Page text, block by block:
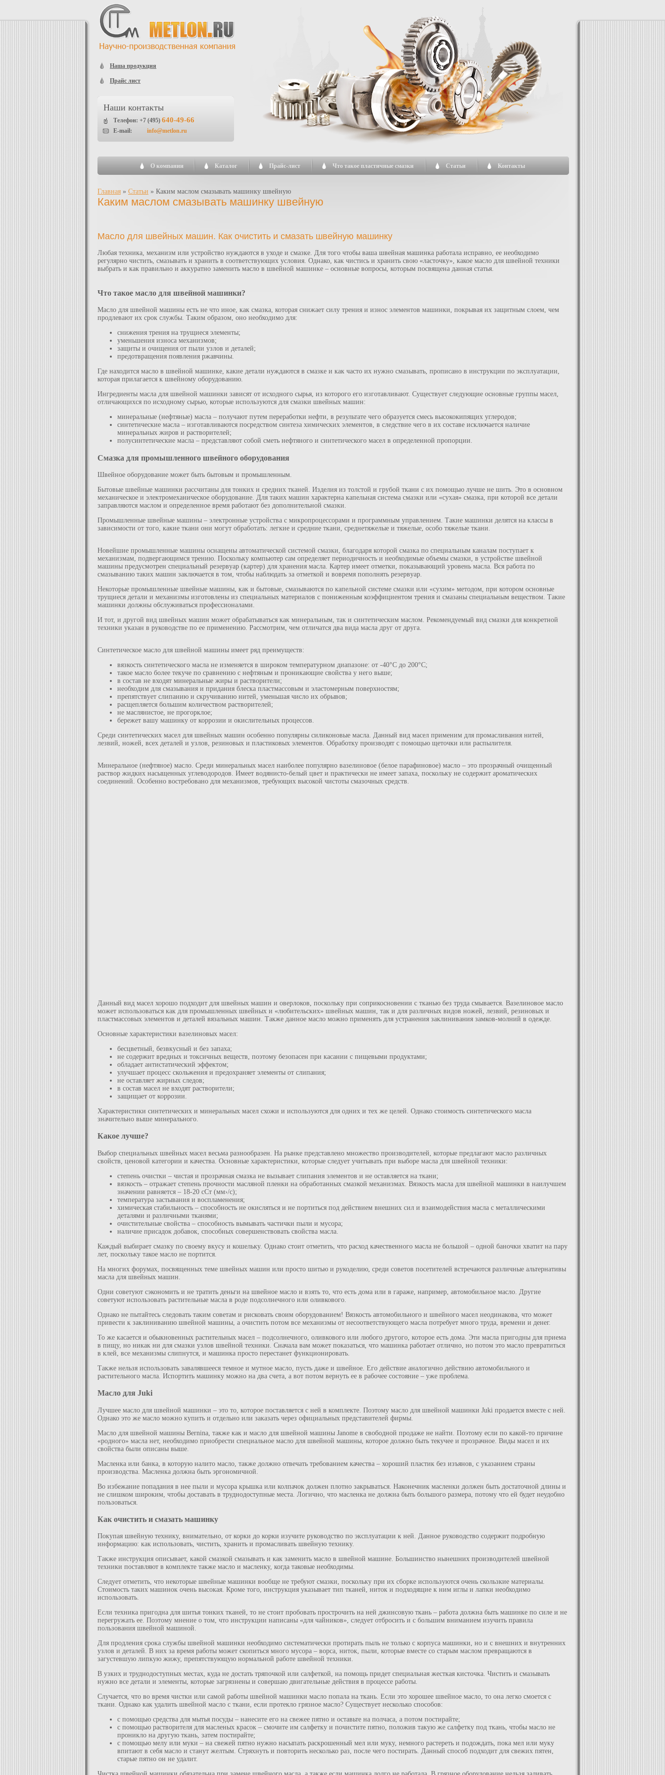
Наша продукция
Прайс лист
Наши контакты
Телефон: +7 (495) 640-49-66
E-mail: info@metlon.ru
О компании Каталог Прайс-лист Что такое пластичные смазки Статьи Контакты
Главная » Статьи » Каким маслом смазывать машинку швейную
Каким маслом смазывать машинку швейную
Масло для швейных машин. Как очистить и смазать швейную машинку
Любая техника, механизм или устройство нуждаются в уходе и смазке. Для того чтобы ваша швейная машинка работала исправно, ее необходимо
регулярно чистить, смазывать и хранить в соответствующих условия. Однако, как чистись и хранить свою «ласточку», какое масло для швейной техники
выбрать и как правильно и аккуратно заменить масло в швейной машинке – основные вопросы, которым посвящена данная статья.
Что такое масло для швейной машинки?
Масло для швейной машины есть не что иное, как смазка, которая снижает силу трения и износ элементов машинки, покрывая их защитным слоем, чем
продлевают их срок службы. Таким образом, оно необходимо для:
снижения трения на трущиеся элементы;
уменьшения износа механизмов;
защиты и очищения от пыли узлов и деталей;
предотвращения появления ржавчины.
Где находится масло в швейной машинке, какие детали нуждаются в смазке и как часто их нужно смазывать, прописано в инструкции по эксплуатации,
которая прилагается к швейному оборудованию.
Ингредиенты масла для швейной машинки зависят от исходного сырья, из которого его изготавливают. Существует следующие основные группы масел,
отличающихся по исходному сырью, которые используются для смазки швейных машин:
минеральные (нефтяные) масла – получают путем переработки нефти, в результате чего образуется смесь высококипящих углеродов;
синтетические масла – изготавливаются посредством синтеза химических элементов, в следствие чего в их составе исключается наличие
минеральных жиров и растворителей;
полусинтетические масла – представляют собой сметь нефтяного и синтетического масел в определенной пропорции.
Смазка для промышленного швейного оборудования
Швейное оборудование может быть бытовым и промышленным.
Бытовые швейные машинки рассчитаны для тонких и средних тканей. Изделия из толстой и грубой ткани с их помощью лучше не шить. Это в основном
механическое и электромеханическое оборудование. Для таких машин характерна капельная система смазки или «сухая» смазка, при которой все детали
заправляются маслом и определенное время работают без дополнительной смазки.
Промышленные швейные машины – электронные устройства с микропроцессорами и программным управлением. Такие машинки делятся на классы в
зависимости от того, какие ткани они могут обработать: легкие и средние ткани, среднетяжелые и тяжелые, особо тяжелые ткани.
Новейшие промышленные машины оснащены автоматической системой смазки, благодаря которой смазка по специальным каналам поступает к
механизмам, подвергающимся трению. Поскольку компьютер сам определяет периодичность и необходимые объемы смазки, в устройстве швейной
машины предусмотрен специальный резервуар (картер) для хранения масла. Картер имеет отметки, показывающий уровень масла. Вся работа по
смазыванию таких машин заключается в том, чтобы наблюдать за отметкой и вовремя пополнять резервуар.
Некоторые промышленные швейные машины, как и бытовые, смазываются по капельной системе смазки или «сухим» методом, при котором основные
трущиеся детали и механизмы изготовлены из специальных материалов с пониженным коэффициентом трения и смазаны специальным веществом. Такие
машинки должны обслуживаться профессионалами.
И тот, и другой вид швейных машин может обрабатываться как минеральным, так и синтетическим маслом. Рекомендуемый вид смазки для конкретной
техники указан в руководстве по ее применению. Рассмотрим, чем отличатся два вида масла друг от друга.
Синтетическое масло для швейной машины имеет ряд преимуществ:
вязкость синтетического масла не изменяется в широком температурном диапазоне: от -40°С до 200°С;
такое масло более текуче по сравнению с нефтяным и проникающие свойства у него выше;
в состав не входят минеральные жиры и растворители;
необходим для смазывания и придания блеска пластмассовым и эластомерным поверхностям;
препятствует слипанию и скручиванию нитей, уменьшая число их обрывов;
расщепляется большим количеством растворителей;
не маслянистое, не прогорклое;
бережет вашу машинку от коррозии и окислительных процессов.
Среди синтетических масел для швейных машин особенно популярны силиконовые масла. Данный вид масел применим для промасливания нитей,
лезвий, ножей, всех деталей и узлов, резиновых и пластиковых элементов. Обработку производят с помощью щеточки или распылителя.
Минеральное (нефтяное) масло. Среди минеральных масел наиболее популярно вазелиновое (белое парафиновое) масло – это прозрачный очищенный
раствор жидких насыщенных углеводородов. Имеет водянисто-белый цвет и практически не имеет запаха, поскольку не содержит ароматических
соединений. Особенно востребовано для механизмов, требующих высокой чистоты смазочных средств.
Данный вид масел хорошо подходит для швейных машин и оверлоков, поскольку при соприкосновении с тканью без труда смывается. Вазелиновое масло
может использоваться как для промышленных швейных и «любительских» швейных машин, так и для различных видов ножей, лезвий, резиновых и
пластмассовых элементов и деталей вязальных машин. Также данное масло можно применять для устранения заклинивания замков-молний в одежде.
Основные характеристики вазелиновых масел:
бесцветный, безвкусный и без запаха;
не содержит вредных и токсичных веществ, поэтому безопасен при касании с пищевыми продуктами;
обладает антистатический эффектом;
улучшает процесс скольжения и предохраняет элементы от слипания;
не оставляет жирных следов;
в состав масел не входят растворители;
защищает от коррозии.
Характеристики синтетических и минеральных масел схожи и используются для одних и тех же целей. Однако стоимость синтетического масла
значительно выше минерального.
Какое лучше?
Выбор специальных швейных масел весьма разнообразен. На рынке представлено множество производителей, которые предлагают масло различных
свойств, ценовой категории и качества. Основные характеристики, которые следует учитывать при выборе масла для швейной техники:
степень очистки – чистая и прозрачная смазка не вызывает слипания элементов и не оставляется на ткани;
вязкость – отражает степень прочности масляной пленки на обработанных смазкой механизмах. Вязкость масла для швейной машинки в наилучшем
значении равняется – 18-20 сСт (мм›/с);
температура застывания и воспламенения;
химическая стабильность – способность не окисляться и не портиться под действием внешних сил и взаимодействия масла с металлическими
деталями и различными тканями;
очистительные свойства – способность вымывать частички пыли и мусора;
наличие присадок добавок, способных совершенствовать свойства масла.
Каждый выбирает смазку по своему вкусу и кошельку. Однако стоит отметить, что расход качественного масла не большой – одной баночки хватит на пару
лет, поскольку такое масло не портится.
На многих форумах, посвященных теме швейных машин или просто шитью и рукоделию, среди советов посетителей встречаются различные альтернативы
масла для швейных машин.
Одни советуют сэкономить и не тратить деньги на швейное масло и взять то, что есть дома или в гараже, например, автомобильное масло. Другие
советуют использовать растительные масла в роде подсолнечного или оливкового.
Однако не пытайтесь следовать таким советам и рисковать своим оборудованием! Вязкость автомобильного и швейного масел неодинакова, что может
привести к заклиниванию швейной машины, а очистить потом все механизмы от несоответствующего масла потребует много труда, времени и денег.
То же касается и обыкновенных растительных масел – подсолнечного, оливкового или любого другого, которое есть дома. Эти масла пригодны для приема
в пищу, но никак ни для смазки узлов швейной техники. Сначала вам может показаться, что машинка работает отлично, но потом это масло превратиться
в клей, все механизмы слипнутся, и машинка просто перестанет функционировать.
Также нельзя использовать завалявшееся темное и мутное масло, пусть даже и швейное. Его действие аналогично действию автомобильного и
растительного масла. Испортить машинку можно на два счета, а вот потом вернуть ее в рабочее состояние – уже проблема.
Масло для Juki
Лучшее масло для швейной машинки – это то, которое поставляется с ней в комплекте. Поэтому масло для швейной машинки Juki продается вместе с ней.
Однако это же масло можно купить и отдельно или заказать через официальных представителей фирмы.
Масло для швейной машины Bernina, также как и масло для швейной машины Janome в свободной продаже не найти. Поэтому если по какой-то причине
«родного» масла нет, необходимо приобрести специальное масло для швейной машины, которое должно быть текучее и прозрачное. Виды масел и их
свойства были описаны выше.
Масленка или банка, в которую налито масло, также должно отвечать требованием качества – хороший пластик без изъянов, с указанием страны
производства. Масленка должна быть эргономичной.
Во избежание попадания в нее пыли и мусора крышка или колпачок должен плотно закрываться. Наконечник масленки должен быть достаточной длины и
не слишком широким, чтобы доставать в труднодоступные места. Логично, что масленка не должна быть большого размера, потому что ей будет неудобно
пользоваться.
Как очистить и смазать машинку
Покупая швейную технику, внимательно, от корки до корки изучите руководство по эксплуатации к ней. Данное руководство содержит подробную
информацию: как использовать, чистить, хранить и промасливать швейную технику.
Также инструкция описывает, какой смазкой смазывать и как заменить масло в швейной машине. Большинство нынешних производителей швейной
техники поставляют в комплекте также масло и масленку, когда таковые необходимы.
Следует отметить, что некоторые швейные машинки вообще не требуют смазки, поскольку при их сборке используются очень скользкие материалы.
Стоимость таких машинок очень высокая. Кроме того, инструкция указывает тип тканей, ниток и подходящие к ним иглы и лапки необходимо
использовать.
Если техника пригодна для шитья тонких тканей, то не стоит пробовать прострочить на ней джинсовую ткань – работа должна быть машинке по силе и не
перегружать ее. Поэтому мнение о том, что инструкции написаны «для чайников», следует отбросить и с большим вниманием изучить правила
пользования швейной машиной.
Для продления срока службы швейной машинки необходимо систематически протирать пыль не только с корпуса машинки, но и с внешних и внутренних
узлов и деталей. В них за время работы может скопиться много мусора – ворса, ниток, пыли, которые вместе со старым маслом превращаются в
загустевшую липкую жижу, препятствующую нормальной работе швейной техники.
В узких и труднодоступных местах, куда не достать тряпочкой или салфеткой, на помощь придет специальная жесткая кисточка. Чистить и смазывать
нужно все детали и элементы, которые загрязнены и совершаю двигательные действия в процессе работы.
Случается, что во время чистки или самой работы швейной машинки масло попала на ткань. Если это хорошее швейное масло, то она легко смоется с
ткани. Однако как удалить швейной масло с ткани, если протекло грязное масло? Существует несколько способов:
с помощью средства для мытья посуды – нанесите его на свежее пятно и оставьте на полчаса, а потом постирайте;
с помощью растворителя для масленых красок – смочите им салфетку и почистите пятно, положив такую же салфетку под ткань, чтобы масло не
проникло на другую ткань, затем постирайте;
с помощью мелу или муки – на свежей пятно нужно насыпать раскрошенный мел или муку, немного растереть и подождать, пока мел или муку
впитают в себя масло и станут желтым. Стряхнуть и повторить несколько раз, после чего постирать. Данный способ подходит для свежих пятен,
старые пятно он не удалит.